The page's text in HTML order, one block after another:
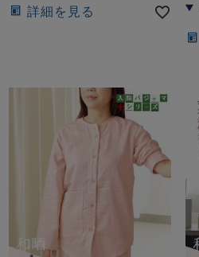
詳細を見る